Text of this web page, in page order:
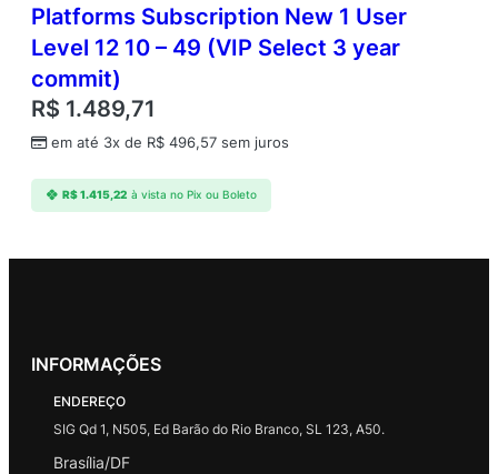
Platforms Subscription New 1 User
Level 12 10 – 49 (VIP Select 3 year
commit)
R$ 1.489,71
em até 3x de R$ 496,57 sem juros
R$1.415,22 à vista no Pix ou Boleto
INFORMAÇÕES
ENDEREÇO
SIG Qd 1, N505, Ed Barão do Rio Branco, SL 123, A50.
Brasília/DF